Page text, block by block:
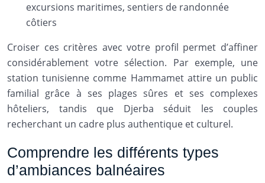
excursions maritimes, sentiers de randonnée
côtiers
Croiser ces critères avec votre profil permet d’affiner
considérablement votre sélection. Par exemple, une
station tunisienne comme Hammamet attire un public
familial grâce à ses plages sûres et ses complexes
hôteliers, tandis que Djerba séduit les couples
recherchant un cadre plus authentique et culturel.
Comprendre les différents types
d’ambiances balnéaires